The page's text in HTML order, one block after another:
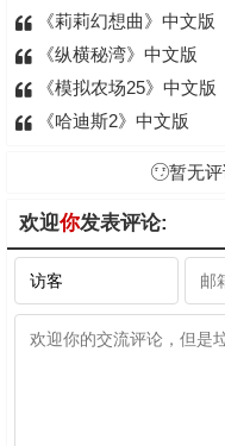
《莉莉幻想曲》中文版
《纵横秘湾》中文版
《模拟农场25》中文版
《哈迪斯2》中文版
暂无评
欢迎你发表评论: